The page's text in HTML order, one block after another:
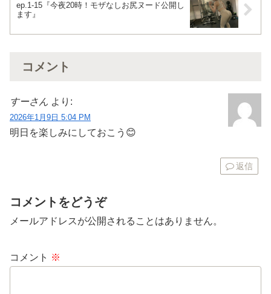
ep.1-15『今夜20時！モザなしお尻ヌード公開し
ます』
コメント
すーさん より:
2026年1月9日 5:04 PM
明日を楽しみにしておこう😊
返信
コメントをどうぞ
メールアドレスが公開されることはありません。
コメント ※